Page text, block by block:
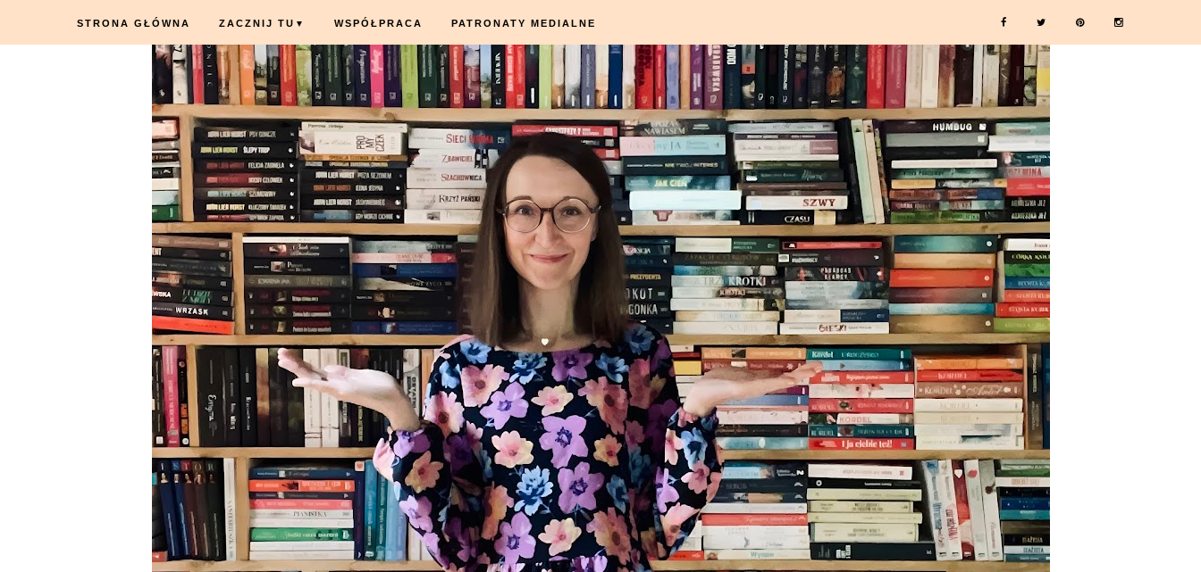
STRONA GŁÓWNA ZACZNIJ TU ▼ WSPÓŁPRACA PATRONATY MEDIALNE